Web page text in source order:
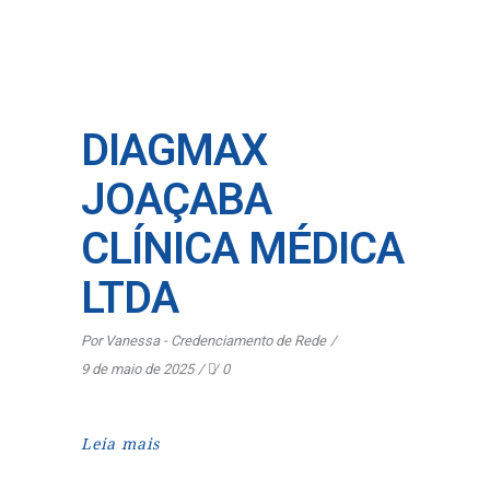
DIAGMAX
JOAÇABA
CLÍNICA MÉDICA
LTDA
Por Vanessa - Credenciamento de Rede
9 de maio de 2025
0
Leia mais